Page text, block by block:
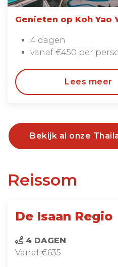
Genieten op Koh Yao
4 dagen
vanaf €450 per
Lees meer
Bekijk al onze
Reissom
De Isaan Regio
4 DAGEN
Vanaf €635